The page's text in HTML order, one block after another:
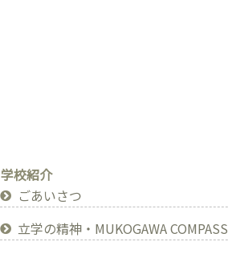
学校紹介
ごあいさつ
立学の精神・MUKOGAWA COMPASS